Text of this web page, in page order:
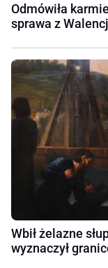
Odmówiła
sprawa z
Wbił żelazne
wyznaczył